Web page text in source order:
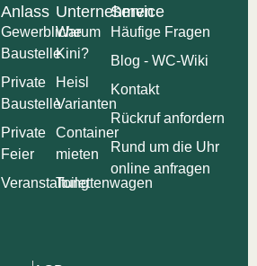
Anlass
Gewerbliche
Baustelle
Private
Baustelle
Private
Feier
Veranstaltung
Unternehmen
Warum
Kini?
Heisl
Varianten
Container
mieten
Toilettenwagen
Service
Häufige Fragen
Blog - WC-Wiki
Kontakt
Rückruf anfordern
Rund um die Uhr
online anfragen